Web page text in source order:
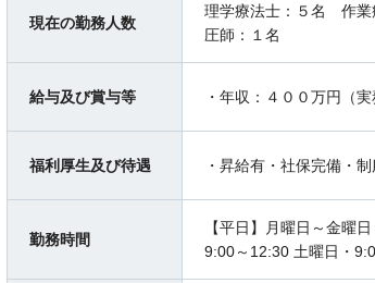
現在の勤務人数
理学療法士：５名 作
圧師：１名
給与及び賞与等 ・年収：４００万円（
福利厚生及び待遇 ・昇給有・社保完備・
勤務時間
【平日】月曜日～金曜
9:00～12:30 土曜日・